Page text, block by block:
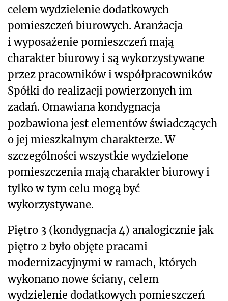
celem wydzielenie dodatkowych
pomieszczeń biurowych. Aranżacja
i wyposażenie pomieszczeń mają
charakter biurowy i są wykorzystywane
przez pracowników i współpracowników
Spółki do realizacji powierzonych im
zadań. Omawiana kondygnacja
pozbawiona jest elementów świadczących
o jej mieszkalnym charakterze. W
szczególności wszystkie wydzielone
pomieszczenia mają charakter biurowy i
tylko w tym celu mogą być
wykorzystywane.
Piętro 3 (kondygnacja 4) analogicznie jak
piętro 2 było objęte pracami
modernizacyjnymi w ramach, których
wykonano nowe ściany, celem
wydzielenie dodatkowych pomieszczeń